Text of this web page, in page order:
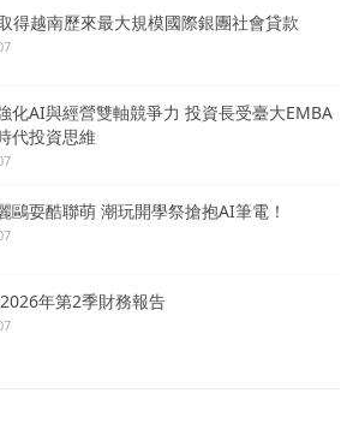
得越南歷來最大規模國際銀團社會貸款
化AI與經營雙軸競爭力 投資長受臺大EMBA
代投資思維
鷗耍酷聯萌 潮玩開學祭搶抱AI筆電！
年第2季財務報告